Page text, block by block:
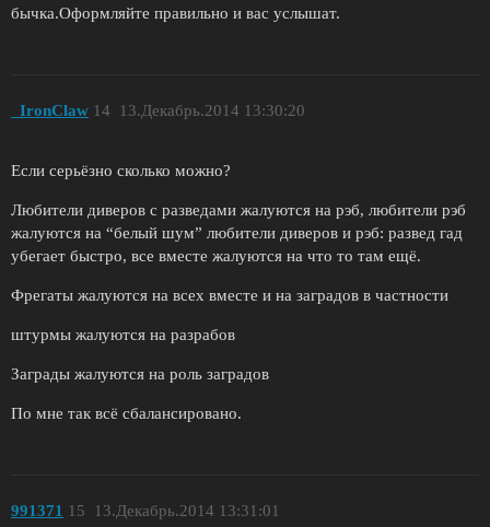
бычка.Оформляйте правильно и вас услышат.
_IronClaw 13.Декабрь.2014 13:30:20
14
Если серьёзно сколько можно?
Любители диверов с разведами жалуются на рэб, любители рэб
жалуются на “белый шум” любители диверов и рэб: развед гад
убегает быстро, все вместе жалуются на что то там ещё.
Фрегаты жалуются на всех вместе и на заградов в частности
штурмы жалуются на разрабов
Заграды жалуются на роль заградов
По мне так всё сбалансировано.
991371 13.Декабрь.2014 13:31:01
15